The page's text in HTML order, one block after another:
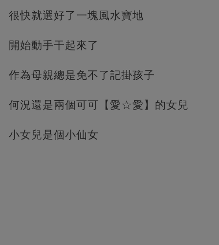
很快就選好了一塊風水寶地
開始動手干起來了
作為母親總是免不了記掛孩子
何況還是兩個可可【愛☆愛】的女兒
小女兒是個小仙女